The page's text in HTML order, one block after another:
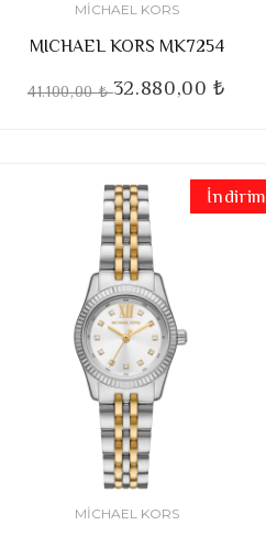
MICHAEL KORS
MICHAEL KORS MK7254
41.100,00 ₺32.880,00 ₺
İndirim
MICHAEL KORS